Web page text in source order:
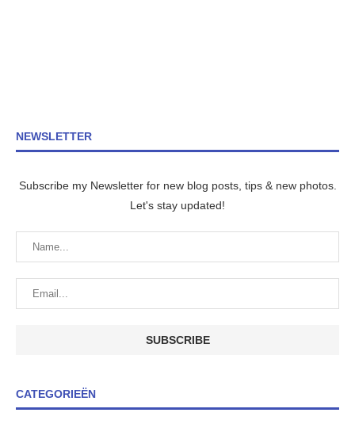
NEWSLETTER
Subscribe my Newsletter for new blog posts, tips & new photos.
Let's stay updated!
CATEGORIEËN